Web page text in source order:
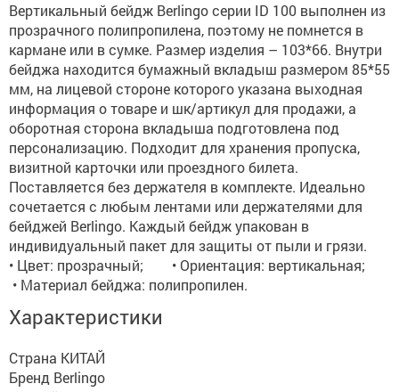
Вертикальный бейдж Berlingo серии ID 100 выполнен из
прозрачного полипропилена, поэтому не помнется в
кармане или в сумке. Размер изделия – 103*66. Внутри
бейджа находится бумажный вкладыш размером 85*55
мм, на лицевой стороне которого указана выходная
информация о товаре и шк/артикул для продажи, а
оборотная сторона вкладыша подготовлена под
персонализацию. Подходит для хранения пропуска,
визитной карточки или проездного билета.
Поставляется без держателя в комплекте. Идеально
сочетается с любым лентами или держателями для
бейджей Berlingo. Каждый бейдж упакован в
индивидуальный пакет для защиты от пыли и грязи.
• Цвет: прозрачный; • Ориентация: вертикальная;
• Материал бейджа: полипропилен.
Характеристики
Страна КИТАЙ
Бренд Berlingo